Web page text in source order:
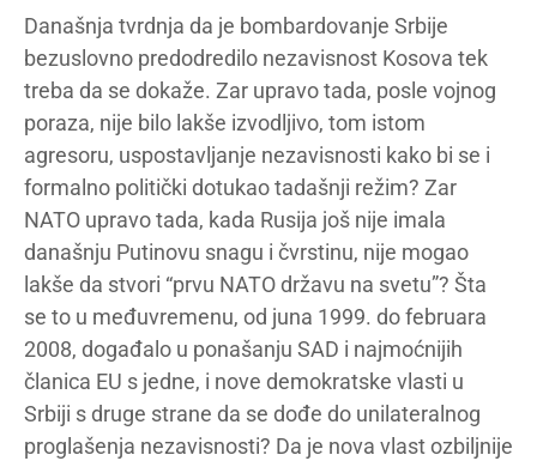
Današnja tvrdnja da je bombardovanje Srbije
bezuslovno predodredilo nezavisnost Kosova tek
treba da se dokaže. Zar upravo tada, posle vojnog
poraza, nije bilo lakše izvodljivo, tom istom
agresoru, uspostavljanje nezavisnosti kako bi se i
formalno politički dotukao tadašnji režim? Zar
NATO upravo tada, kada Rusija još nije imala
današnju Putinovu snagu i čvrstinu, nije mogao
lakše da stvori “prvu NATO državu na svetu”? Šta
se to u međuvremenu, od juna 1999. do februara
2008, događalo u ponašanju SAD i najmoćnijih
članica EU s jedne, i nove demokratske vlasti u
Srbiji s druge strane da se dođe do unilateralnog
proglašenja nezavisnosti? Da je nova vlast ozbiljnije